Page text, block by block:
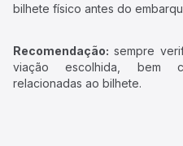
bilhete físico antes do
Recomendação: sempre
viação escolhida, bem
relacionadas ao bilhete.